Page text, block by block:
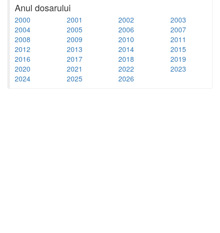
Anul dosarului
2000 2001 2002
2003
2004
2005 2006
2007
2008
2009 2010
2011
2012
2013 2014
2015
2016
2017 2018
2019
2020
2021 2022
2023
2024
2025 2026